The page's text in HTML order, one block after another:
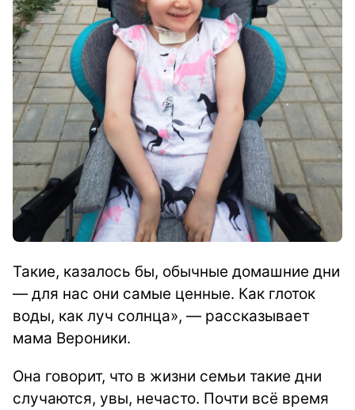
Такие, казалось бы, обычные домашние дни
— для нас они самые ценные. Как глоток
воды, как луч солнца», — рассказывает
мама Вероники.
Она говорит, что в жизни семьи такие дни
случаются, увы, нечасто. Почти всё время